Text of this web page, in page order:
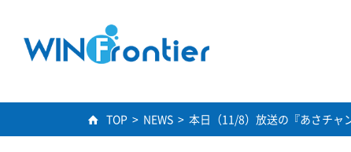
TOP > NEWS > 本日（11/8）放送の『あさチャ